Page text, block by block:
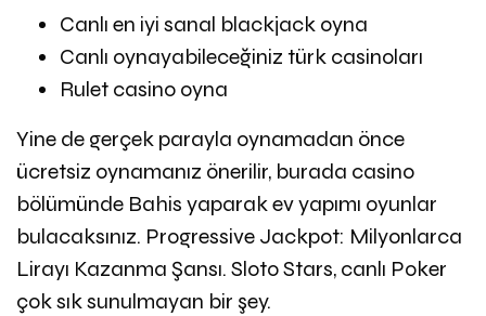
Canlı en iyi sanal blackjack oyna
Canlı oynayabileceğiniz türk casinoları
Rulet casino oyna
Yine de gerçek parayla oynamadan önce
ücretsiz oynamanız önerilir, burada casino
bölümünde Bahis yaparak ev yapımı oyunlar
bulacaksınız. Progressive Jackpot: Milyonlarca
Lirayı Kazanma Şansı. Sloto Stars, canlı Poker
çok sık sunulmayan bir şey.